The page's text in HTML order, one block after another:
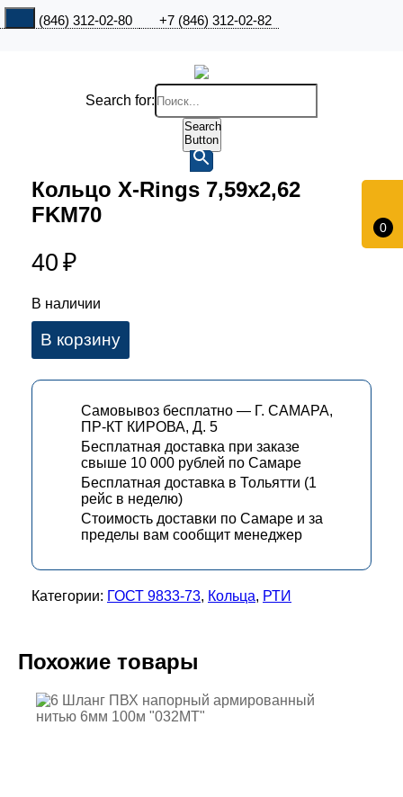
+7 (846) 312-02-80 +7 (846) 312-02-82
0
Search for:
Search
Button
Кольцо X-Rings 7,59х2,62
FKM70
40 ₽
В наличии
В корзину
Самовывоз бесплатно — Г. САМАРА,
ПР-КТ КИРОВА, Д. 5
Бесплатная доставка при заказе
свыше 10 000 рублей по Самаре
Бесплатная доставка в Тольятти (1
рейс в неделю)
Стоимость доставки по Самаре и за
пределы вам сообщит менеджер
Категории: ГОСТ 9833-73, Кольца, РТИ
Похожие товары